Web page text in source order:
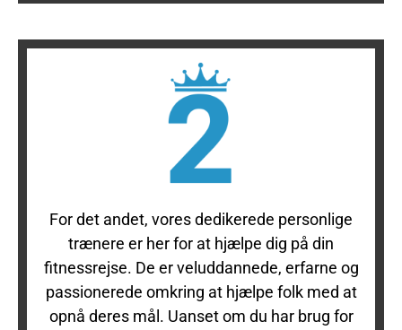
For det andet, vores dedikerede personlige
trænere er her for at hjælpe dig på din
fitnessrejse. De er veluddannede, erfarne og
passionerede omkring at hjælpe folk med at
opnå deres mål. Uanset om du har brug for